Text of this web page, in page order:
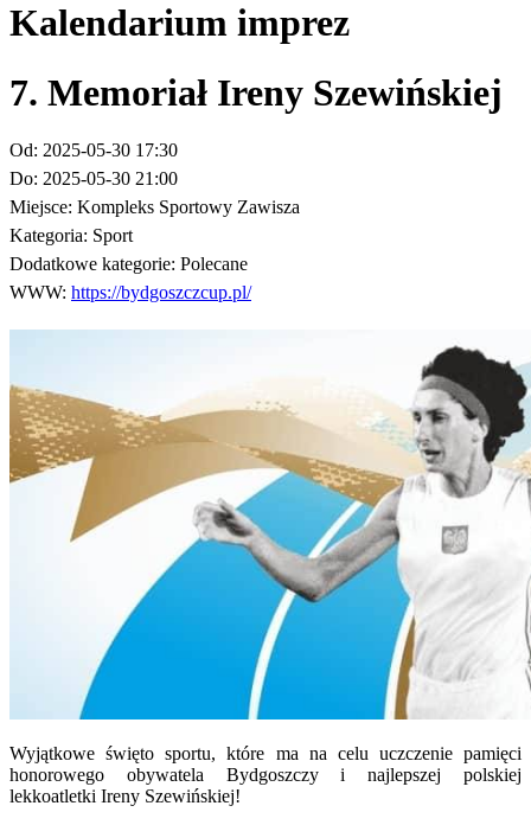
Kalendarium imprez
7. Memoriał Ireny Szewińskiej
Od: 2025-05-30 17:30
Do: 2025-05-30 21:00
Miejsce: Kompleks Sportowy Zawisza
Kategoria: Sport
Dodatkowe kategorie: Polecane
WWW: https://bydgoszczcup.pl/
Wyjątkowe święto sportu, które ma na celu uczczenie pamięci
honorowego obywatela Bydgoszczy i najlepszej polskiej
lekkoatletki Ireny Szewińskiej!